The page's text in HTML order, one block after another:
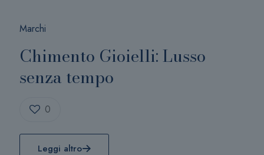
Marchi
Chimento Gioielli: Lusso
senza tempo
0
Leggi altro